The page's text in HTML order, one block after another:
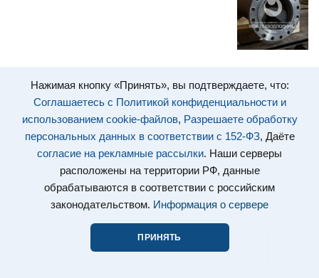
Нажимая кнопку «Принять», вы подтверждаете, что:
Соглашаетесь с Политикой конфиденциальности и
использованием cookie-файлов, Разрешаете обработку
персональных данных в соответствии с 152-ФЗ, Даёте
согласие на рекламные рассылки. Наши серверы
расположены на территории РФ, данные
обрабатываются в соответствии с российским
законодательством. Информация о сервере
ПРИНЯТЬ